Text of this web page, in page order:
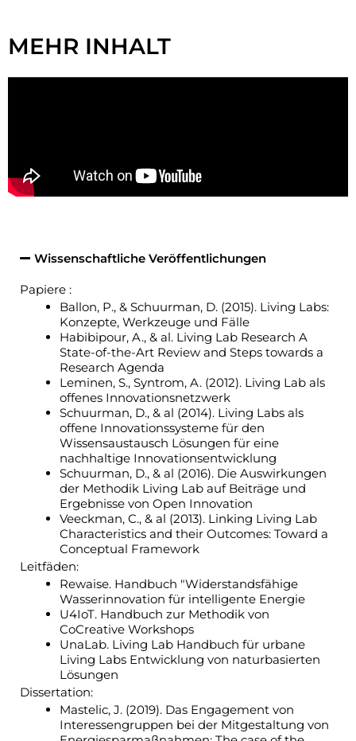
MEHR INHALT
Wissenschaftliche Veröffentlichungen
Papiere :
Ballon, P., & Schuurman, D. (2015). Living Labs:
Konzepte, Werkzeuge und Fälle
Habibipour, A., & al. Living Lab Research A
State-of-the-Art Review and Steps towards a
Research Agenda
Leminen, S., Syntrom, A. (2012). Living Lab als
offenes Innovationsnetzwerk
Schuurman, D., & al (2014). Living Labs als
offene Innovationssysteme für den
Wissensaustausch Lösungen für eine
nachhaltige Innovationsentwicklung
Schuurman, D., & al (2016). Die Auswirkungen
der Methodik Living Lab auf Beiträge und
Ergebnisse von Open Innovation
Veeckman, C., & al (2013). Linking Living Lab
Characteristics and their Outcomes: Toward a
Conceptual Framework
Leitfäden:
Rewaise. Handbuch "Widerstandsfähige
Wasserinnovation für intelligente Energie
U4IoT. Handbuch zur Methodik von
CoCreative Workshops
UnaLab. Living Lab Handbuch für urbane
Living Labs Entwicklung von naturbasierten
Lösungen
Dissertation:
Mastelic, J. (2019). Das Engagement von
Interessengruppen bei der Mitgestaltung von